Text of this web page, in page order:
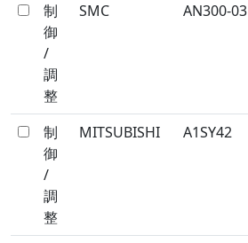
制
御
/
調
整
SMC AN300-03
制
御
/
調
整
MITSUBISHI A1SY42